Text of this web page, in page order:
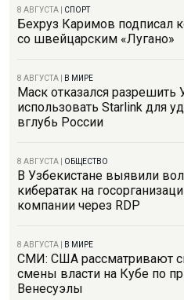
8 АВГУСТА СПОРТ
Бехруз Каримов подписал
со швейцарским «Лугано»
8 АВГУСТА В МИРЕ
Маск отказался разрешить
использовать Starlink для
вглубь России
8 АВГУСТА ОБЩЕСТВО
В Узбекистане выявили
кибератак на
компании через RDP
8 АВГУСТА В МИРЕ
СМИ: США рассматривают
смены власти на Кубе по
Венесуэлы